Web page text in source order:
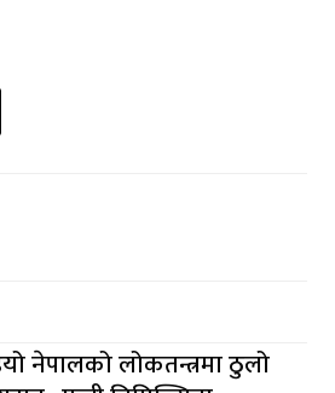
नेपालको लोकतन्त्रमा ठुलो